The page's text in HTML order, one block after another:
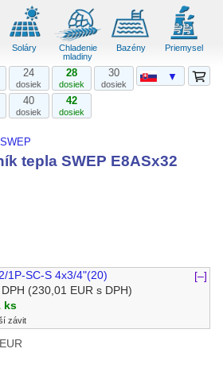
Soláry
Chladenie
mladiny
Bazény Priemysel
24
dosiek
28
dosiek
30
dosiek
40
dosiek
42
dosiek
tepla SWEP E8ASx32
1P-SC-S 4x3/4"(20)
[–]
(230,01 EUR s DPH)
ks
závit
▼